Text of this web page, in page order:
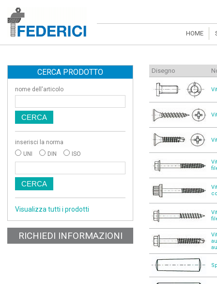
HOME
CERCA PRODOTTO
nome dell'articolo
inserisci la norma
UNI
DIN ISO
Visualizza tutti i prodotti
RICHIEDI INFORMAZIONI
Disegno